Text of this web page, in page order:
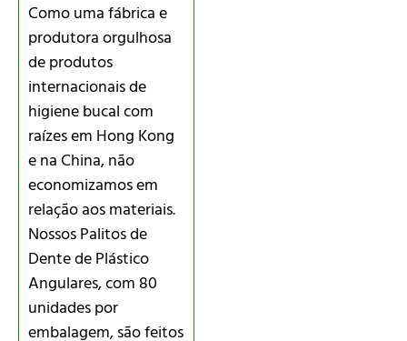
Como uma fábrica e
produtora orgulhosa
de produtos
internacionais de
higiene bucal com
raízes em Hong Kong
e na China, não
economizamos em
relação aos materiais.
Nossos Palitos de
Dente de Plástico
Angulares, com 80
unidades por
embalagem, são feitos